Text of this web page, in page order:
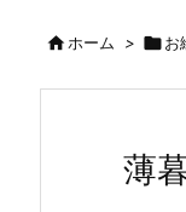
ホーム > お
薄